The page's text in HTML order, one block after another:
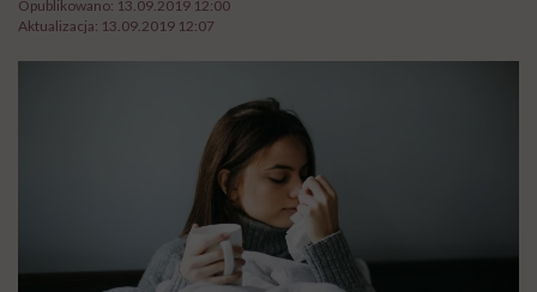
Opublikowano: 13.09.2019 12:00
Aktualizacja: 13.09.2019 12:07